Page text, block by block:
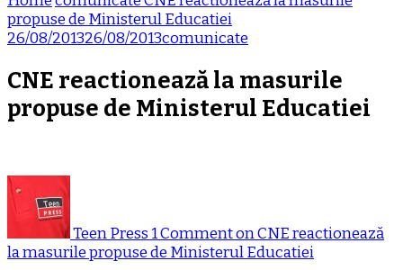
propuse de Ministerul Educatiei
26/08/201326/08/2013comunicate
CNE reactionează la masurile
propuse de Ministerul Educatiei
Teen Press1 Commenton CNE reactionează
la masurile propuse de Ministerul Educatiei